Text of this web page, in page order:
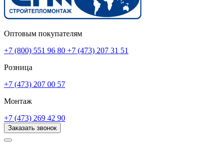
Оптовым покупателям
+7 (800) 551 96 80 +7 (473) 207 31 51
Розница
+7 (473) 207 00 57
Монтаж
+7 (473) 269 42 90
Заказать звонок